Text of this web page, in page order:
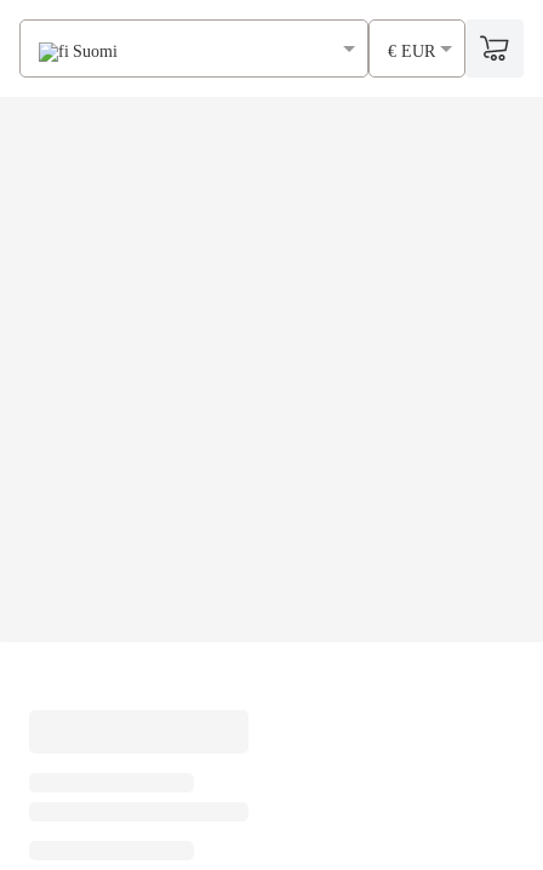
Suomi € EUR